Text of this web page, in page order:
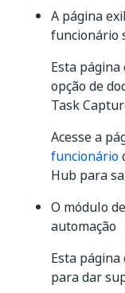
A página
funcionário
Esta
opção de
Task
Acesse a
funcionário
Hub para
O módulo
automação
Esta
para dar